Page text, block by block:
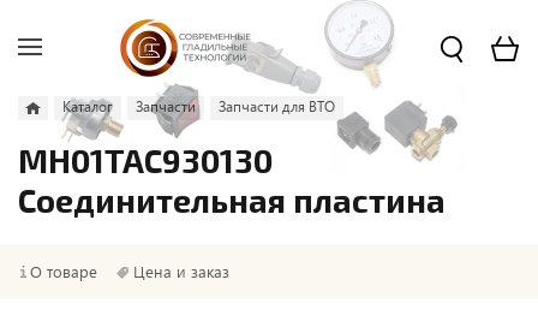
Каталог Запчасти Запчасти для ВТО
MH01TAC930130
Соединительная пластина
О товаре Цена и заказ